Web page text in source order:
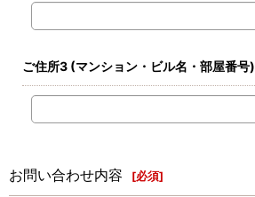
ご住所3 (マンション・ビル名・部屋番号)
お問い合わせ内容 [必須]